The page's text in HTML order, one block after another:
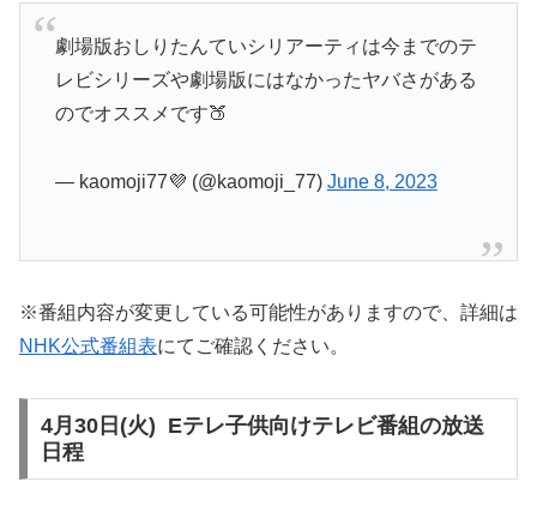
劇場版おしりたんていシリアーティは今までのテ
レビシリーズや劇場版にはなかったヤバさがある
のでオススメです🍑
— kaomoji77💜 (@kaomoji_77) June 8, 2023
※番組内容が変更している可能性がありますので、詳細は
NHK公式番組表にてご確認ください。
4月30日(火) Eテレ子供向けテレビ番組の放送
日程